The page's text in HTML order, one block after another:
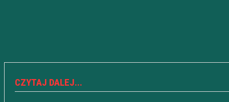
CZYTAJ DALEJ...